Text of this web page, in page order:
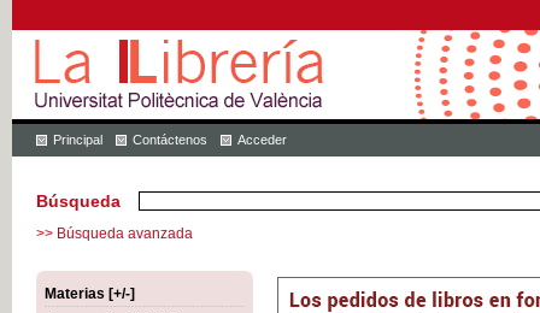
Principal Contáctenos Acceder
Búsqueda
>> Búsqueda avanzada
Materias [+/-]